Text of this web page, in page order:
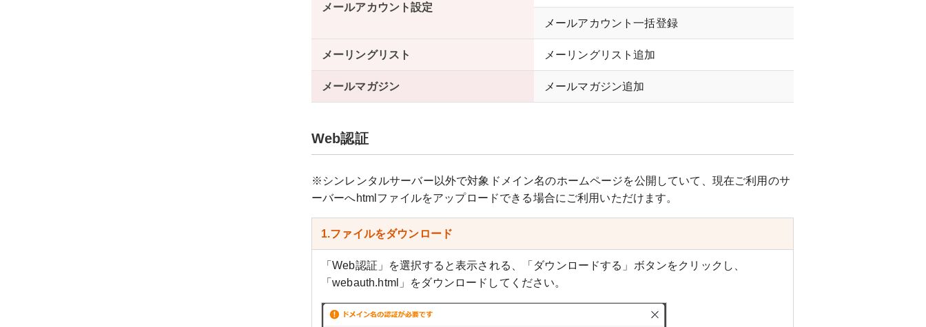
メールアカウント設定
メールアカウント一括登録
メーリングリスト メーリングリスト追加
メールマガジン メールマガジン追加
Web認証
※シンレンタルサーバー以外で対象ドメイン名のホームページを公開していて、現在ご利用のサ
ーバーへhtmlファイルをアップロードできる場合にご利用いただけます。
1.ファイルをダウンロード
「Web認証」を選択すると表示される、「ダウンロードする」ボタンをクリックし、
「webauth.html」をダウンロードしてください。